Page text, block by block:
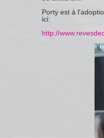
Porty est à
ici:
http://